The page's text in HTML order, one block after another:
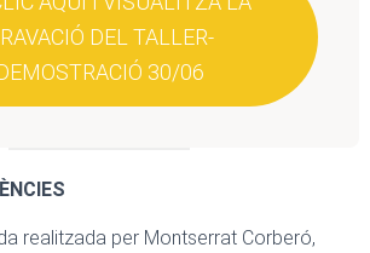
DEL TALLER-
30/06
realitzada per Montserrat Corberó,